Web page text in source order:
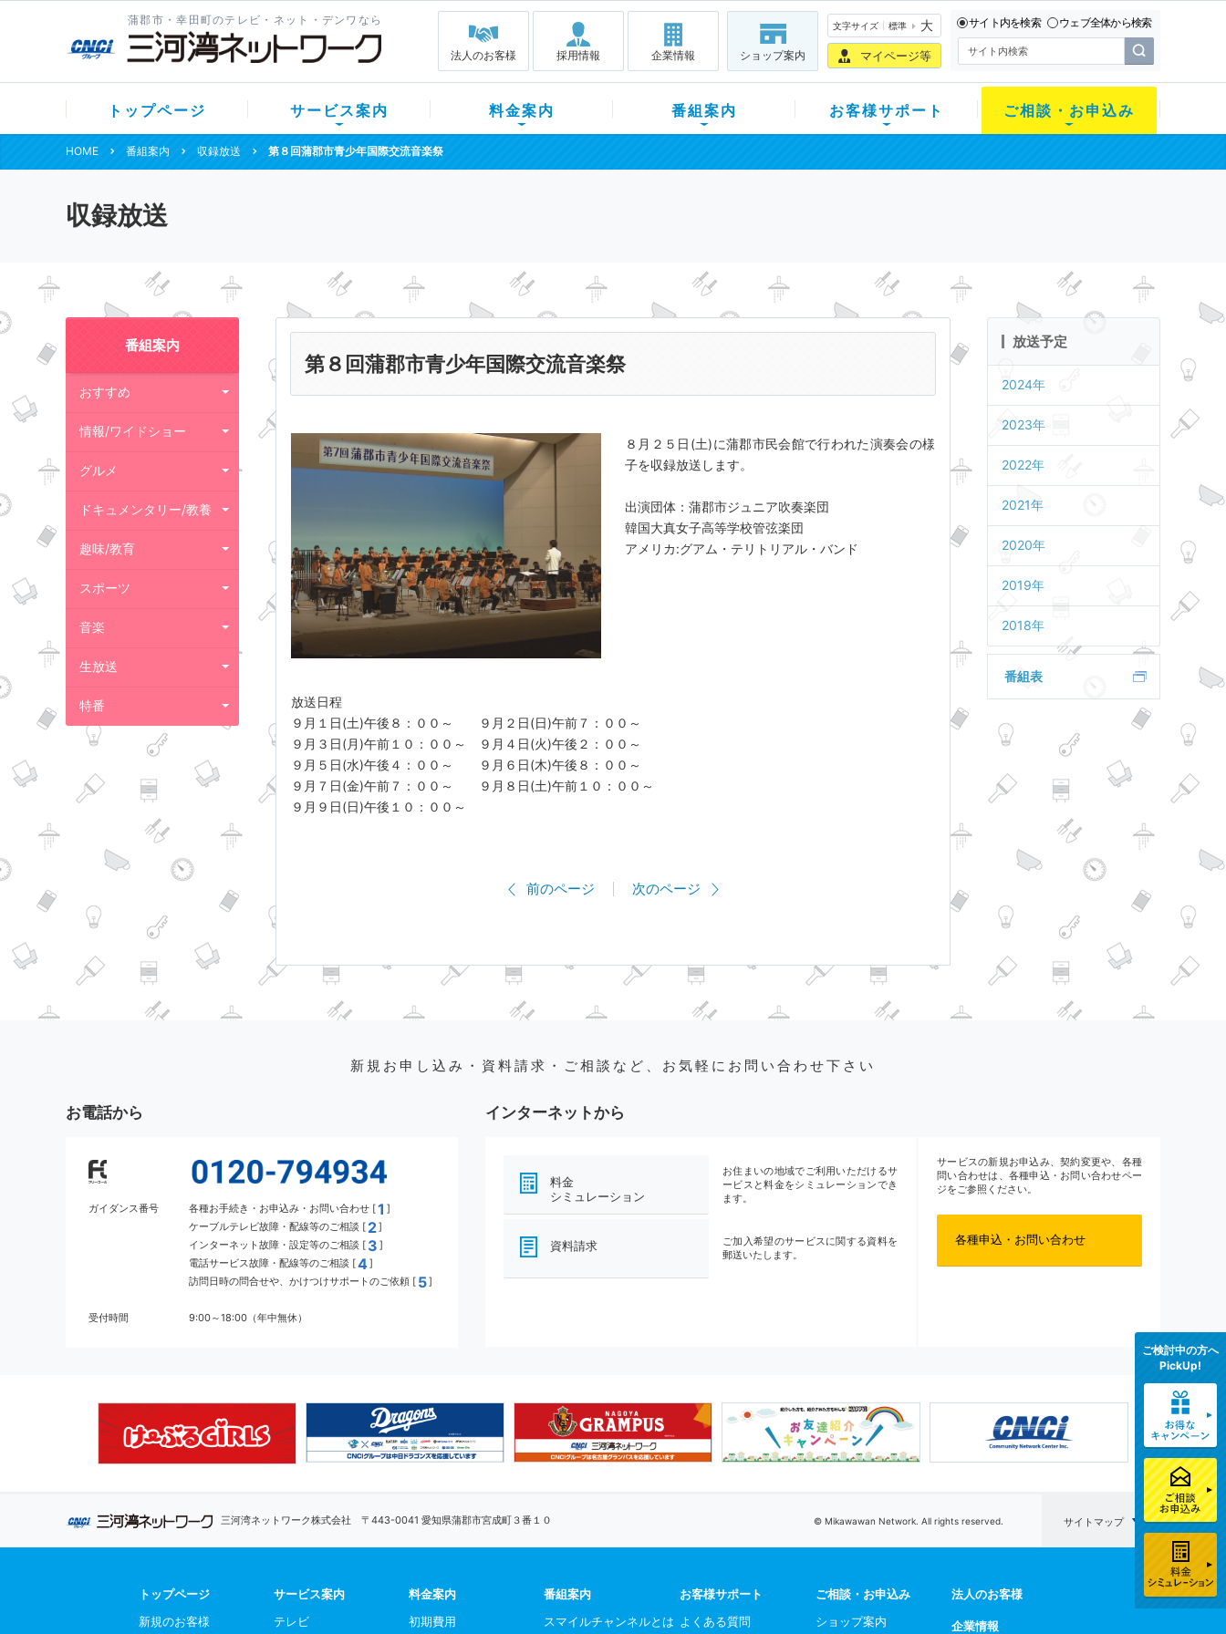
蒲郡市・幸田町のテレビ・ネット・デンワなら
法人のお客様 採用情報 企業情報 ショップ案内
文字サイズ 標準 大
マイページ等
サイト内を検索 ウェブ全体から検索
トップページ サービス案内 料金案内 番組案内 お客様サポート ご相談・お申込み
HOME 番組案内 収録放送 第８回蒲郡市青少年国際交流音楽祭
収録放送
番組案内
おすすめ
情報/ワイドショー
グルメ
ドキュメンタリー/教養
趣味/教育
スポーツ
音楽
生放送
特番
第８回蒲郡市青少年国際交流音楽祭
８月２５日(土)に蒲郡市民会館で行われた演奏会の様
子を収録放送します。
出演団体：蒲郡市ジュニア吹奏楽団
韓国大真女子高等学校管弦楽団
アメリカ:グアム・テリトリアル・バンド
放送日程
９月１日(土)午後８：００～ ９月２日(日)午前７：００～
９月３日(月)午前１０：００～ ９月４日(火)午後２：００～
９月５日(水)午後４：００～ ９月６日(木)午後８：００～
９月７日(金)午前７：００～ ９月８日(土)午前１０：００～
９月９日(日)午後１０：００～
前のページ 次のページ
放送予定
2024年
2023年
2022年
2021年
2020年
2019年
2018年
番組表
新規お申し込み・資料請求・ご相談など、お気軽にお問い合わせ下さい
お電話から
ガイダンス番号 各種お手続き・お申込み・お問い合わせ [1 ]
ケーブルテレビ故障・配線等のご相談 [ 2]
インターネット故障・設定等のご相談 [ 3 ]
電話サービス故障・配線等のご相談 [4]
訪問日時の問合せや、かけつけサポートのご依頼 [ 5]
受付時間 9:00～18:00（年中無休）
インターネットから
料金
シミュレーション
お住まいの地域でご利用いただけるサ
ービスと料金をシミュレーションでき
ます。
資料請求
ご加入希望のサービスに関する資料を
郵送いたします。
サービスの新規お申込み、契約変更や、各種
問い合わせは、各種申込・お問い合わせペー
ジをご参照ください。
各種申込・お問い合わせ
三河湾ネットワーク株式会社 〒443-0041 愛知県蒲郡市宮成町３番１０ © Mikawawan Network. All rights reserved. サイトマップ
トップページ
新規のお客様
サービス案内
テレビ
料金案内
初期費用
番組案内
スマイルチャンネルとは
お客様サポート
よくある質問
ご相談・お申込み
ショップ案内
法人のお客様
企業情報
ご検討中の方へ
PickUp!